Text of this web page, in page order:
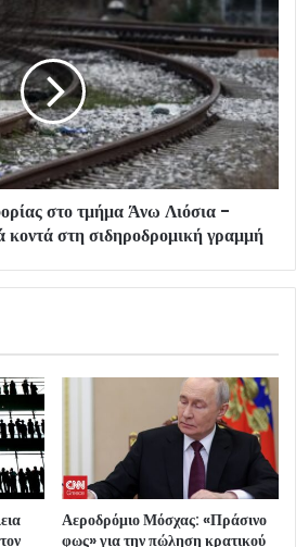
στο τμήμα Άνω Λιόσια -
στη σιδηροδρομική γραμμή
Αεροδρόμιο Μόσχας: «Πράσινο
φως» για την πώληση κρατικού